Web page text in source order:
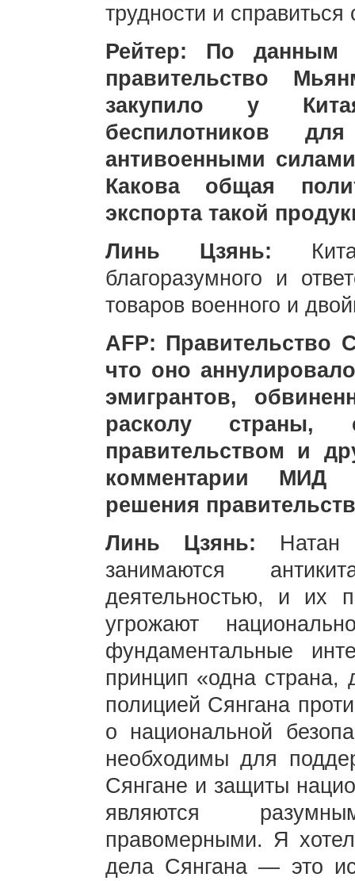
трудности и
Рейтер: По данным
правительство
закупило у
беспилотников
антивоенными
Какова общая
экспорта такой
Линь Цзянь:
благоразумного и
товаров военного и
AFP: Правительство
что оно
эмигрантов,
расколу страны,
правительством и
комментарии МИД
решения
Линь Цзянь:
занимаются
деятельностью, и их
угрожают
фундаментальные
принцип «одна
полицией Сянгана
о национальной
необходимы для
Сянгане и защиты
являются
правомерными. Я
дела Сянгана — это